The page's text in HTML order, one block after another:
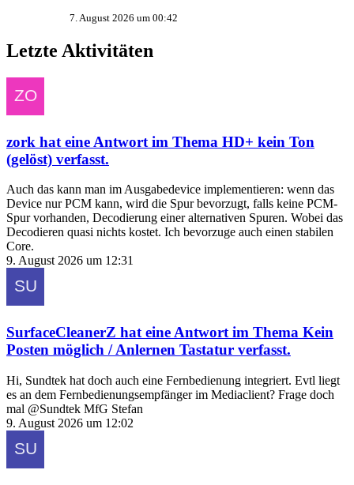
7. August 2026 um 00:42
Letzte Aktivitäten
zork hat eine Antwort im Thema HD+ kein Ton
(gelöst) verfasst.
Auch das kann man im Ausgabedevice implementieren: wenn das
Device nur PCM kann, wird die Spur bevorzugt, falls keine PCM-
Spur vorhanden, Decodierung einer alternativen Spuren. Wobei das
Decodieren quasi nichts kostet. Ich bevorzuge auch einen stabilen
Core.
9. August 2026 um 12:31
SurfaceCleanerZ hat eine Antwort im Thema Kein
Posten möglich / Anlernen Tastatur verfasst.
Hi, Sundtek hat doch auch eine Fernbedienung integriert. Evtl liegt
es an dem Fernbedienungsempfänger im Mediaclient? Frage doch
mal @Sundtek MfG Stefan
9. August 2026 um 12:02